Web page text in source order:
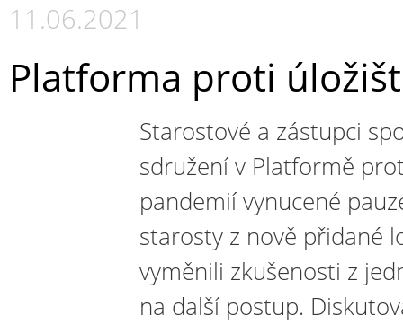
11.06.2021
Platforma proti
Starostové a zástupci
sdružení v Platformě
pandemií vynucené
starosty z nově přidané
vyměnili zkušenosti z
na další postup.